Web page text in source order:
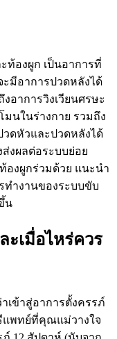
ท้องผูก เป็นอาการที่
มีอาการปวดหลังได้
อาการวิงเวียนศรษะ
มนในร่างกาย รวมถึง
วดหัวและปวดหลังได้
งผลต่อระบบย่อย
องผูกร่วมด้วย แนะนำ
ทำงานของระบบขับ
น
ะเมื่อไหร่ควร
เข้าสู่อาการตั้งครรภ์
แพทย์ที่คุณแม่วางใจ